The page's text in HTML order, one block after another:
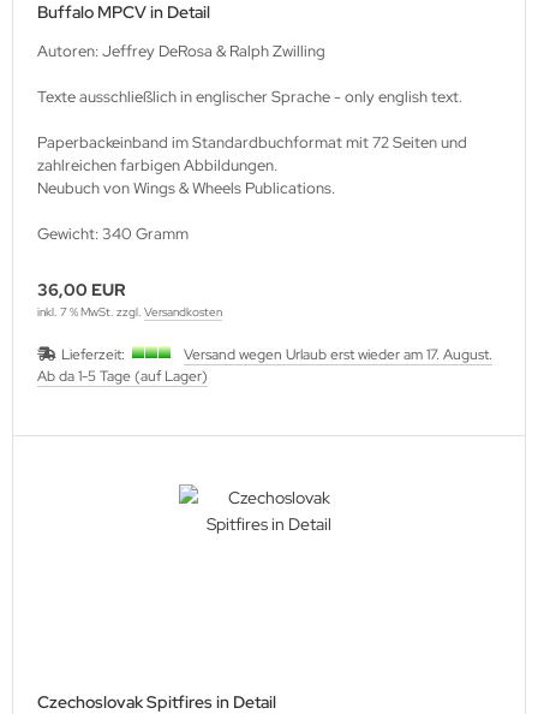
Buffalo MPCV in Detail
Autoren: Jeffrey DeRosa & Ralph Zwilling
Texte ausschließlich in englischer Sprache - only english text.
Paperbackeinband im Standardbuchformat mit 72 Seiten und
zahlreichen farbigen Abbildungen.
Neubuch von Wings & Wheels Publications.
Gewicht: 340 Gramm
36,00 EUR
inkl. 7 % MwSt. zzgl. Versandkosten
Lieferzeit:
Versand wegen Urlaub erst wieder am 17. August.
Ab da 1-5 Tage (auf Lager)
Czechoslovak Spitfires in Detail